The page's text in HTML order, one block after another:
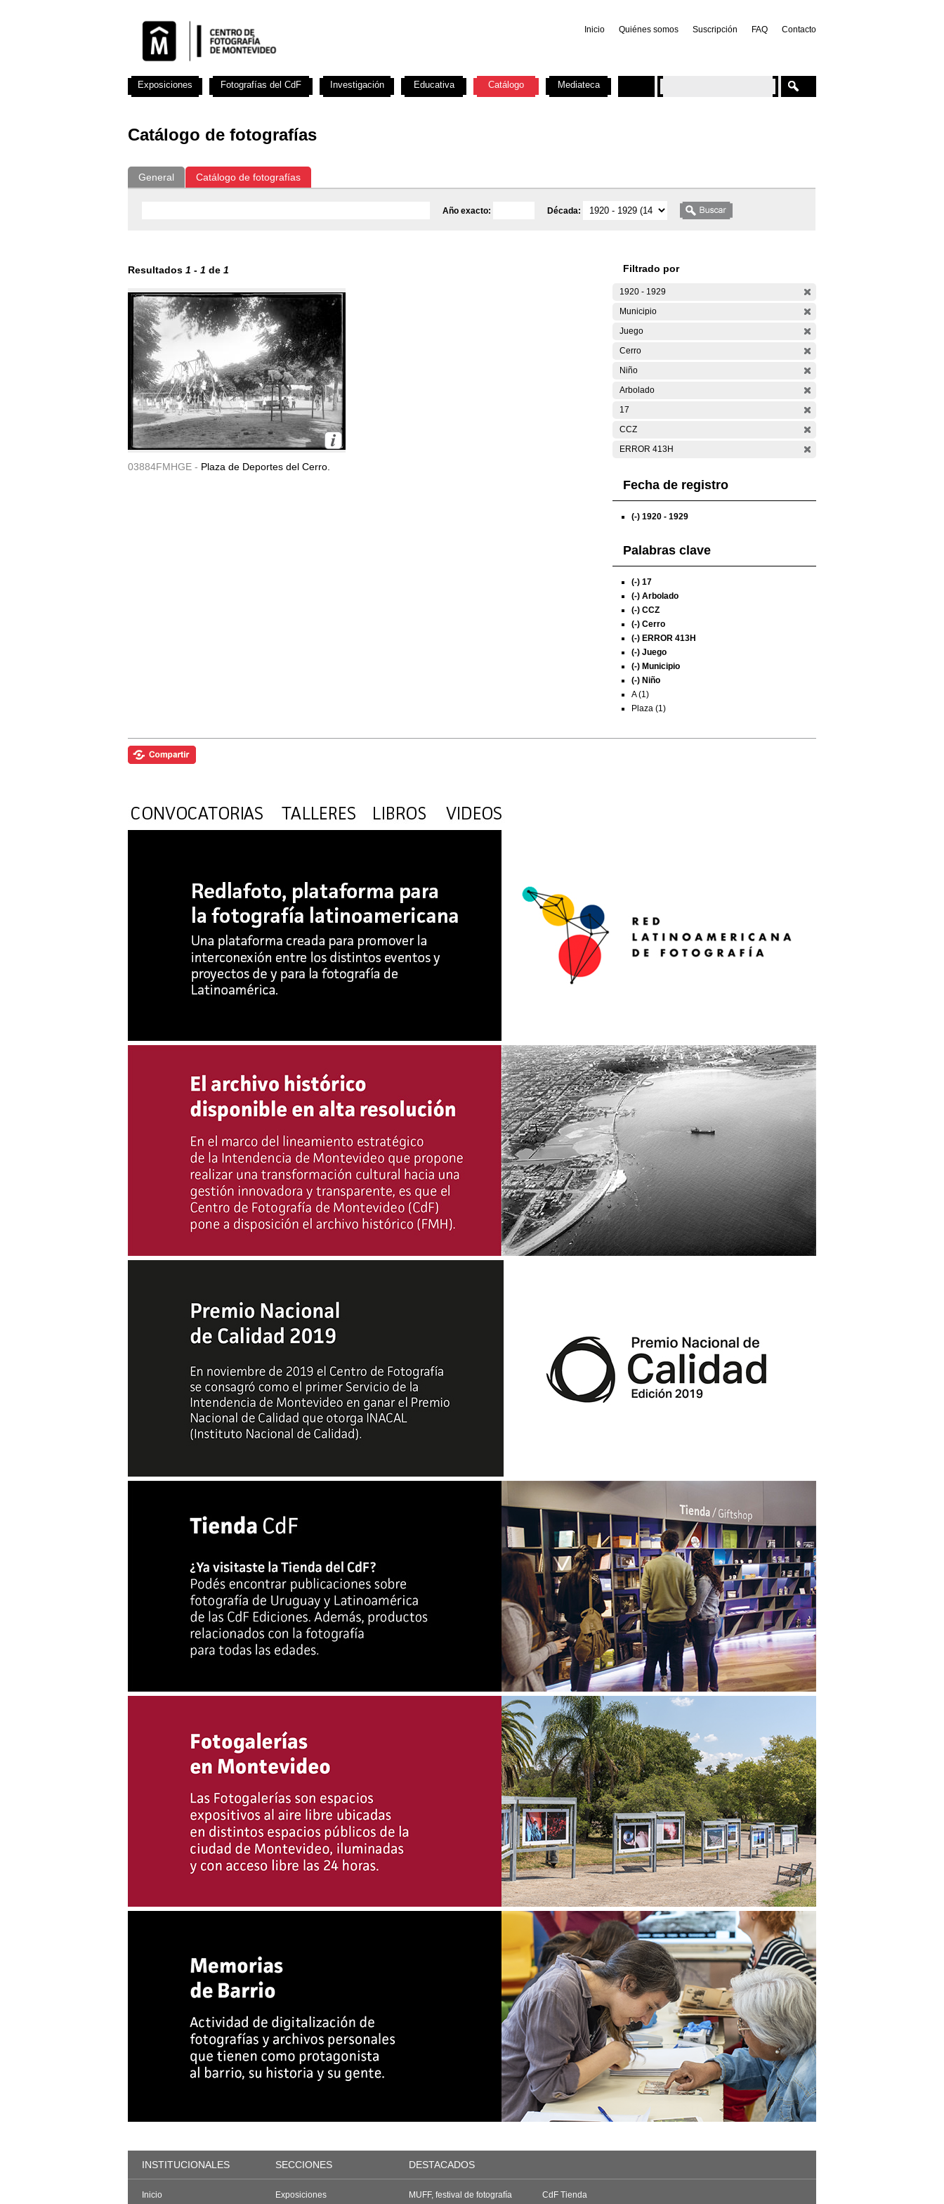
Inicio Quiénes somos Suscripción FAQ Contacto
Catálogo de fotografías
General Catálogo de fotografías
Año exacto: Década:
Resultados 1 - 1 de 1
03884FMHGE - Plaza de Deportes del Cerro.
Filtrado por
1920 - 1929
Municipio
Juego
Cerro
Niño
Arbolado
17
CCZ
ERROR 413H
Fecha de registro
(-) 1920 - 1929
Palabras clave
(-) 17
(-) Arbolado
(-) CCZ
(-) Cerro
(-) ERROR 413H
(-) Juego
(-) Municipio
(-) Niño
A (1)
Plaza (1)
Exposiciones Fotografías del CdF Investigación Educativa Catálogo Mediateca
INSTITUCIONALES SECCIONES DESTACADOS
Inicio Exposiciones MUFF, festival de fotografía CdF Tienda